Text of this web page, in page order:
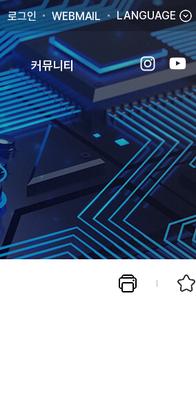
로그인 WEBMAIL LANGUAGE
커뮤니티